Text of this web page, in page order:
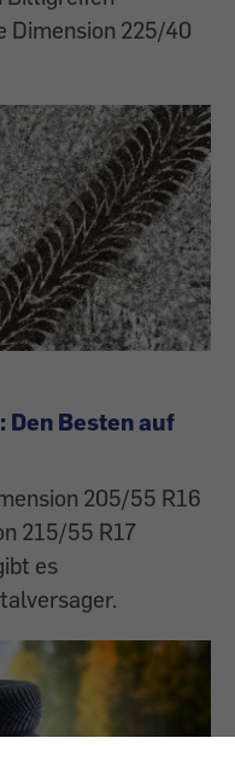
Dimension 225/40
Den Besten auf
205/55 R16
215/55 R17
es